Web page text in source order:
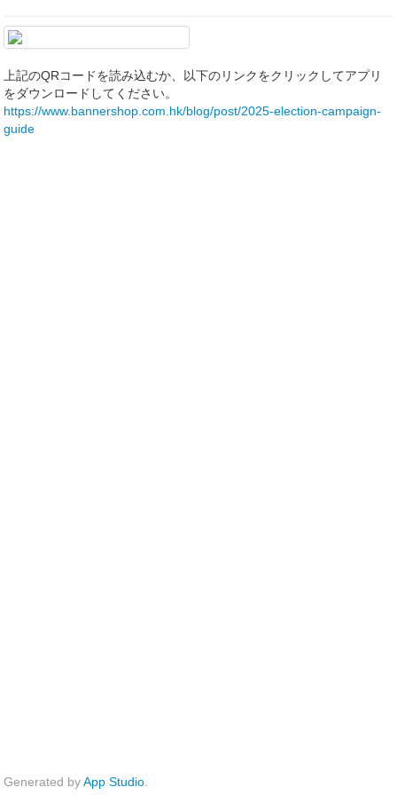
上記のQRコードを読み込むか、以下のリンクをクリックしてアプリ
をダウンロードしてください。
https://www.bannershop.com.hk/blog/post/2025-election-campaign-
guide
Generated byApp Studio